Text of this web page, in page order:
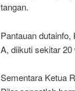
tangan.
Pantauan
A, diikuti sekitar
Sementara Ketua